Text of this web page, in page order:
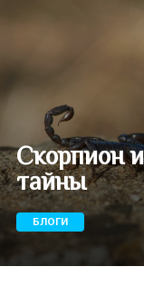
Скорпион
тайны
БЛОГИ